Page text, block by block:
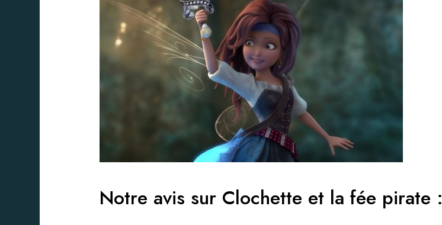
Notre avis sur Clochette et la fée pirate :